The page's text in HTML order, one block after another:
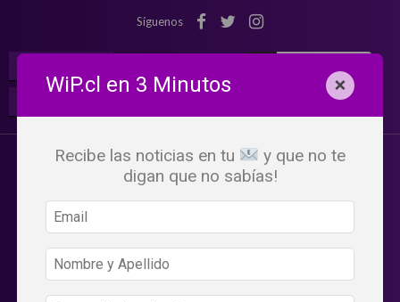
Síguenos
WiP.cl en 3 Minutos ×
Recibe las noticias en tu
y que no te
digan que no sabías!